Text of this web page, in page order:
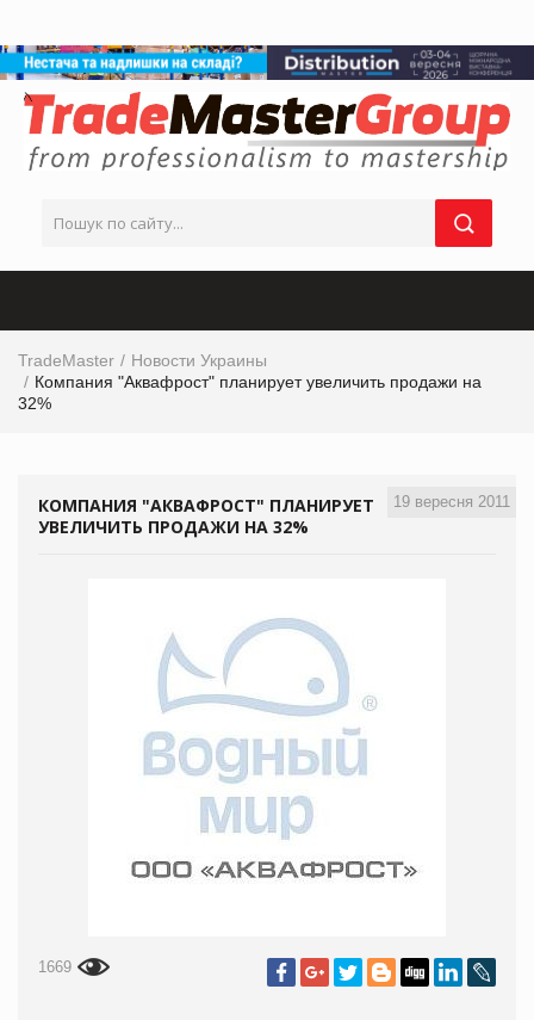
TradeMaster
Новости Украины
Компания "Аквафрост" планирует увеличить продажи на
32%
19 вересня 2011
КОМПАНИЯ "АКВАФРОСТ" ПЛАНИРУЕТ
УВЕЛИЧИТЬ ПРОДАЖИ НА 32%
1669